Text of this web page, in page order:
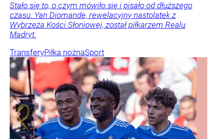
Stało się to, o czym mówiło się i pisało od dłuższego
czasu. Yan Diomande, rewelacyjny nastolatek z
Wybrzeża Kości Słoniowej, został piłkarzem Realu
Madryt.
TransferyPiłka nożnaSport